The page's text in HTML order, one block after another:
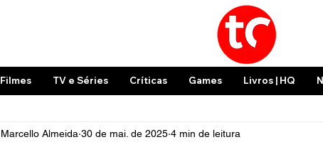
Filmes TV e Séries Críticas Games Livros | HQ
Marcello Almeida 30 de mai. de 2025 4 min de leitura